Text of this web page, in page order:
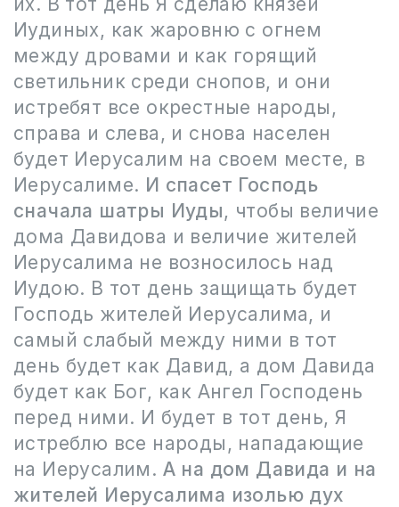
Иудиных, как жаровню с огнем
между дровами и как горящий
светильник среди снопов, и они
истребят все окрестные народы,
справа и слева, и снова населен
будет Иерусалим на своем месте, в
Иерусалиме. И спасет Господь
сначала шатры Иуды, чтобы величие
дома Давидова и величие жителей
Иерусалима не возносилось над
Иудою. В тот день защищать будет
Господь жителей Иерусалима, и
самый слабый между ними в тот
день будет как Давид, а дом Давида
будет как Бог, как Ангел Господень
перед ними. И будет в тот день, Я
истреблю все народы, нападающие
на Иерусалим. А на дом Давида и на
жителей Иерусалима изолью дух